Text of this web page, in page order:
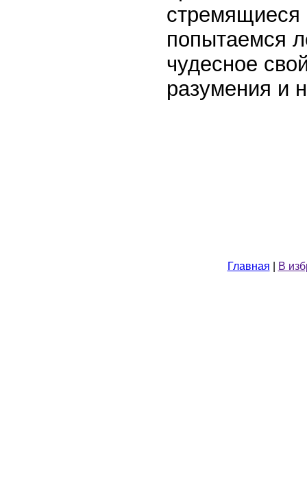
стремящиеся
попытаемся
чудесное
разумения и
Главная В